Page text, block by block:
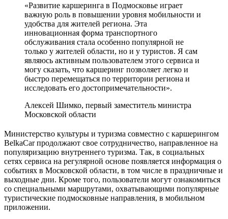
«Развитие каршеринга в Подмосковье играет
важную роль в повышении уровня мобильности и
удобства для жителей региона. Эта
инновационная форма транспортного
обслуживания стала особенно популярной не
только у жителей области, но и у туристов. Я сам
являюсь активным пользователем этого сервиса и
могу сказать, что каршеринг позволяет легко и
быстро перемещаться по территории региона и
исследовать его достопримечательности».
Алексей Шимко, первый заместитель министра
Московской области
Министерство культуры и туризма совместно с каршерингом
BelkaCar продолжают свое сотрудничество, направленное на
популяризацию внутреннего туризма. Так, в социальных
сетях сервиса на регулярной основе появляется информация о
событиях в Московской области, в том числе в праздничные и
выходные дни. Кроме того, пользователи могут ознакомиться
со специальными маршрутами, охватывающими популярные
туристические подмосковные направления, в мобильном
приложении.